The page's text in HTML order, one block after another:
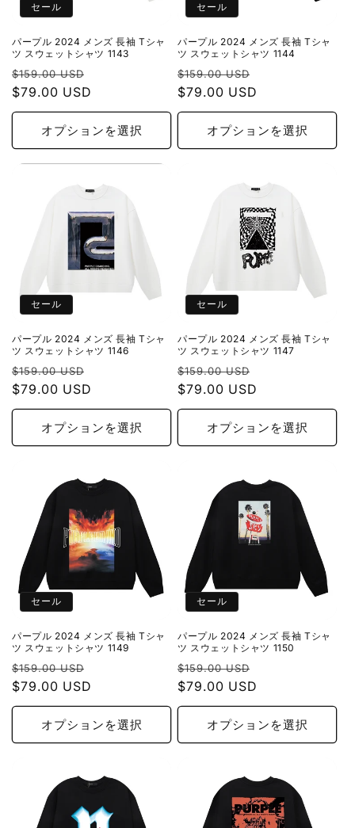
セール
パープル 2024 メンズ 長袖 Tシャ
ツ スウェットシャツ 1143
通
常
価
$159.00 USD
ル
価
格
$79.00 USD
オプションを選択
セール
パープル 2024 メンズ 長袖 Tシャ
ツ スウェットシャツ 1144
通
常
価
$159.00 USD
ル
価
格
$79.00 USD
オプションを選択
セール
パープル 2024 メンズ 長袖 Tシャ
ツ スウェットシャツ 1146
通
常
価
$159.00 USD
ル
価
格
$79.00 USD
オプションを選択
セール
パープル 2024 メンズ 長袖 Tシャ
ツ スウェットシャツ 1147
通
常
価
$159.00 USD
ル
価
格
$79.00 USD
オプションを選択
セール
パープル 2024 メンズ 長袖 Tシャ
ツ スウェットシャツ 1149
通
常
価
$159.00 USD
ル
価
格
$79.00 USD
オプションを選択
セール
パープル 2024 メンズ 長袖 Tシャ
ツ スウェットシャツ 1150
通
常
価
$159.00 USD
ル
価
格
$79.00 USD
オプションを選択